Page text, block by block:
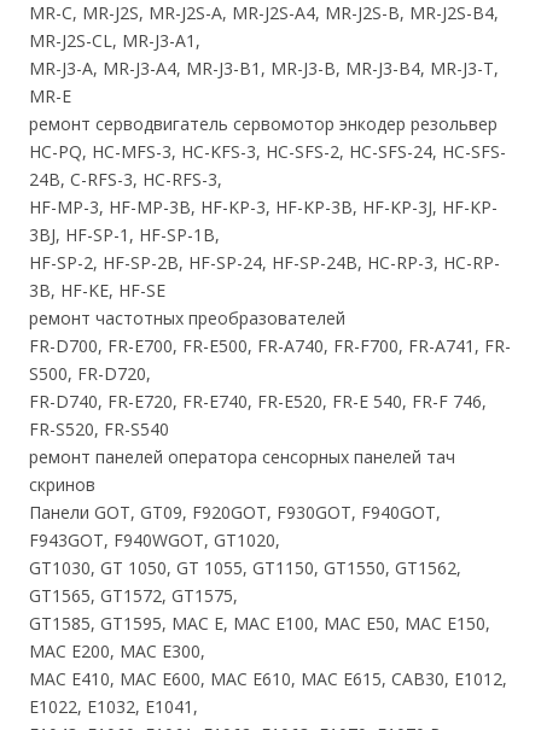
MR-C, MR-J2S, MR-J2S-A, MR-J2S-A4, MR-J2S-B, MR-J2S-B4,
MR-J2S-CL, MR-J3-А1,
MR-J3-A, MR-J3-A4, MR-J3-B1, MR-J3-B, MR-J3-B4, MR-J3-T,
MR-E
ремонт серводвигатель сервомотор энкодер резольвер
HC-PQ, HC-MFS-3, HC-KFS-3, HC-SFS-2, HC-SFS-24, HC-SFS-
24B, C-RFS-3, HC-RFS-3,
HF-MP-3, HF-MP-3B, HF-KP-3, HF-KP-3B, HF-KP-3J, HF-KP-
3BJ, HF-SP-1, HF-SP-1B,
HF-SP-2, HF-SP-2B, HF-SP-24, HF-SP-24B, HC-RP-3, HC-RP-
3B, HF-KE, HF-SE
ремонт частотных преобразователей
FR-D700, FR-E700, FR-E500, FR-A740, FR-F700, FR-A741, FR-
S500, FR-D720,
FR-D740, FR-E720, FR-E740, FR-E520, FR-E 540, FR-F 746,
FR-S520, FR-S540
ремонт панелей оператора сенсорных панелей тач
скринов
Панели GOT, GT09, F920GOT, F930GOT, F940GOT,
F943GOT, F940WGOT, GT1020,
GT1030, GT 1050, GT 1055, GT1150, GT1550, GT1562,
GT1565, GT1572, GT1575,
GT1585, GT1595, МАС Е, MAC E100, MAC E50, MAC E150,
MAC E200, MAC E300,
MAC E410, MAC E600, MAC E610, MAC E615, CAB30, E1012,
E1022, E1032, Е1041,